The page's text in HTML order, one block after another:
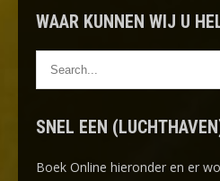
WAAR KUNNEN WIJ U
SNEL EEN
Boek Online hieronder en er